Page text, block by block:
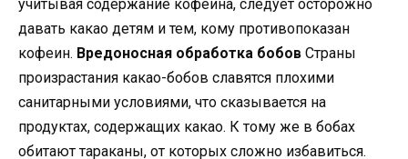
учитывая содержание кофеина, следует осторожно
давать какао детям и тем, кому противопоказан
кофеин. Вредоносная обработка бобов Страны
произрастания какао-бобов славятся плохими
санитарными условиями, что сказывается на
продуктах, содержащих какао. К тому же в бобах
обитают тараканы, от которых сложно избавиться.